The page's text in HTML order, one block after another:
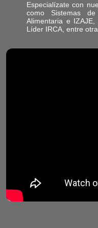
Especialízate con
como Sistemas de
Alimentaria e
Líder IRCA, entre